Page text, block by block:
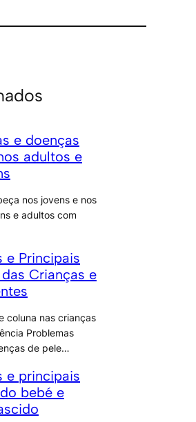
e doenças
adultos e
nos jovens e nos
e adultos com
e Principais
Crianças e
coluna nas crianças
Problemas
de pele…
e principais
bebé e